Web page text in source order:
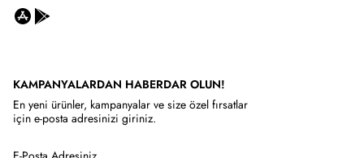
KAMPANYALARDAN HABERDAR OLUN!
En yeni ürünler, kampanyalar ve size özel fırsatlar
için e-posta adresinizi giriniz.